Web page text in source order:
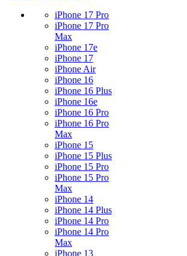
iPhone 17 Pro
iPhone 17 Pro
Max
iPhone 17e
iPhone 17
iPhone Air
iPhone 16
iPhone 16 Plus
iPhone 16e
iPhone 16 Pro
iPhone 16 Pro
Max
iPhone 15
iPhone 15 Plus
iPhone 15 Pro
iPhone 15 Pro
Max
iPhone 14
iPhone 14 Plus
iPhone 14 Pro
iPhone 14 Pro
Max
iPhone 13